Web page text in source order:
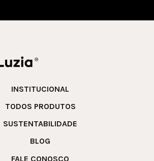
INSTITUCIONAL
TODOS PRODUTOS
SUSTENTABILIDADE
BLOG
FALE CONOSCO